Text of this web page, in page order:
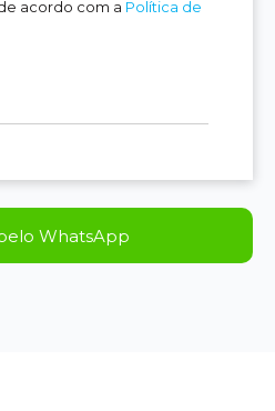
acordo com a Política de
WhatsApp